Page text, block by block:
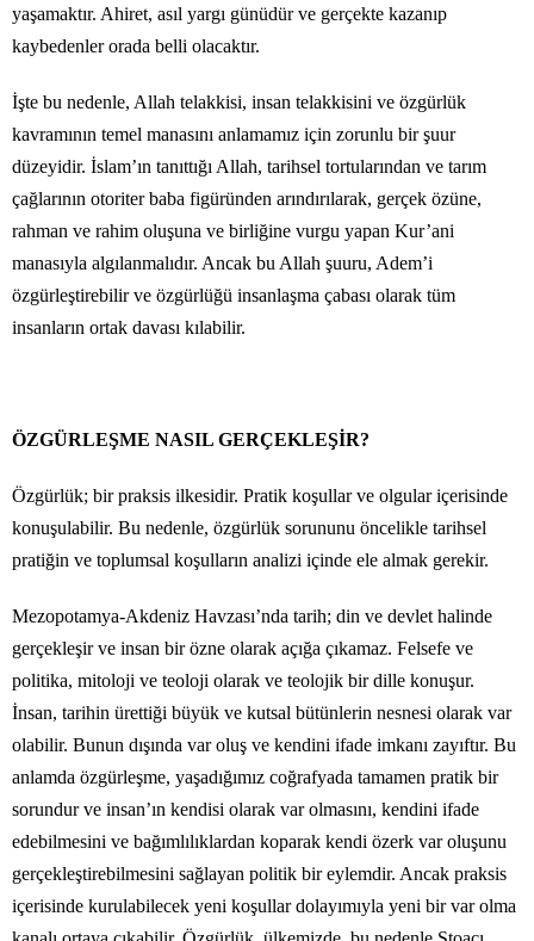
yaşamaktır. Ahiret, asıl yargı günüdür ve gerçekte kazanıp
kaybedenler orada belli olacaktır.
İşte bu nedenle, Allah telakkisi, insan telakkisini ve özgürlük
kavramının temel manasını anlamamız için zorunlu bir şuur
düzeyidir. İslam’ın tanıttığı Allah, tarihsel tortularından ve tarım
çağlarının otoriter baba figüründen arındırılarak, gerçek özüne,
rahman ve rahim oluşuna ve birliğine vurgu yapan Kur’ani
manasıyla algılanmalıdır. Ancak bu Allah şuuru, Adem’i
özgürleştirebilir ve özgürlüğü insanlaşma çabası olarak tüm
insanların ortak davası kılabilir.
ÖZGÜRLEŞME NASIL GERÇEKLEŞİR?
Özgürlük; bir praksis ilkesidir. Pratik koşullar ve olgular içerisinde
konuşulabilir. Bu nedenle, özgürlük sorununu öncelikle tarihsel
pratiğin ve toplumsal koşulların analizi içinde ele almak gerekir.
Mezopotamya-Akdeniz Havzası’nda tarih; din ve devlet halinde
gerçekleşir ve insan bir özne olarak açığa çıkamaz. Felsefe ve
politika, mitoloji ve teoloji olarak ve teolojik bir dille konuşur.
İnsan, tarihin ürettiği büyük ve kutsal bütünlerin nesnesi olarak var
olabilir. Bunun dışında var oluş ve kendini ifade imkanı zayıftır. Bu
anlamda özgürleşme, yaşadığımız coğrafyada tamamen pratik bir
sorundur ve insan’ın kendisi olarak var olmasını, kendini ifade
edebilmesini ve bağımlılıklardan koparak kendi özerk var oluşunu
gerçekleştirebilmesini sağlayan politik bir eylemdir. Ancak praksis
içerisinde kurulabilecek yeni koşullar dolayımıyla yeni bir var olma